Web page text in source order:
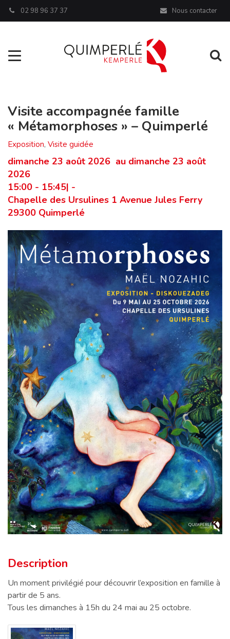
02 98 96 37 37 Nous contacter
Aller à la navigation
Visite accompagnée famille
« Métamorphoses » – Quimperlé
Exposition, Visite guidée
dimanche 23 août 2026 au dimanche 23 août
2026
15:00 - 15:45| -
Chapelle des Ursulines 1 Avenue Jules Ferry
29300 Quimperlé
Description
Un moment privilégié pour découvrir l’exposition en famille à
partir de 5 ans.
Tous les dimanches à 15h du 24 mai au 25 octobre.